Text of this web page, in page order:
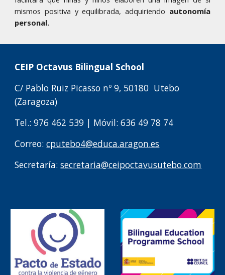
mismos positiva y equilibrada, adquiriendo autonomía
personal.
CEIP Octavus Bilingual School
C/ Pablo Ruiz Picasso nº9, 50180 Utebo
(Zaragoza)
Tel.: 976 462 539 | Móvil: 636 49 78 74
Correo:cputebo4@educa.aragon.es
Secretaría:secretaria@ceipoctavusutebo.com